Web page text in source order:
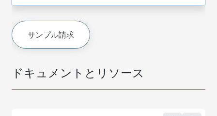
ドキュメントとリソース
サンプル請求